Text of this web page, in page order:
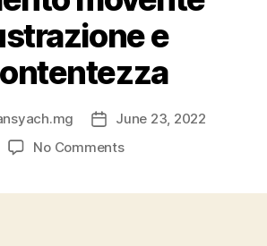
e
PostJune 23, 2022
No Commentson